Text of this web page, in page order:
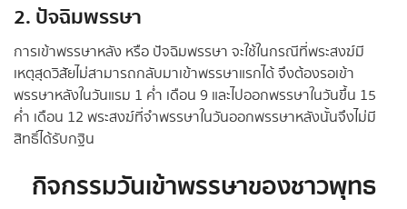
2. ปัจฉิมพรรษา
การเข้าพรรษาหลัง หรือ ปัจฉิมพรรษา จะใช้ในกรณีที่พระสงฆ์มี
เหตุสุดวิสัยไม่สามารถกลับมาเข้าพรรษาแรกได้ จึงต้องรอเข้า
พรรษาหลังในวันแรม 1 ค่ำ เดือน 9 และไปออกพรรษาในวันขึ้น 15
ค่ำ เดือน 12 พระสงฆ์ที่จำพรรษาในวันออกพรรษาหลังนั้นจึงไม่มี
สิทธิ์ได้รับกฐิน
กิจกรรมวันเข้าพรรษาของชาวพุทธ